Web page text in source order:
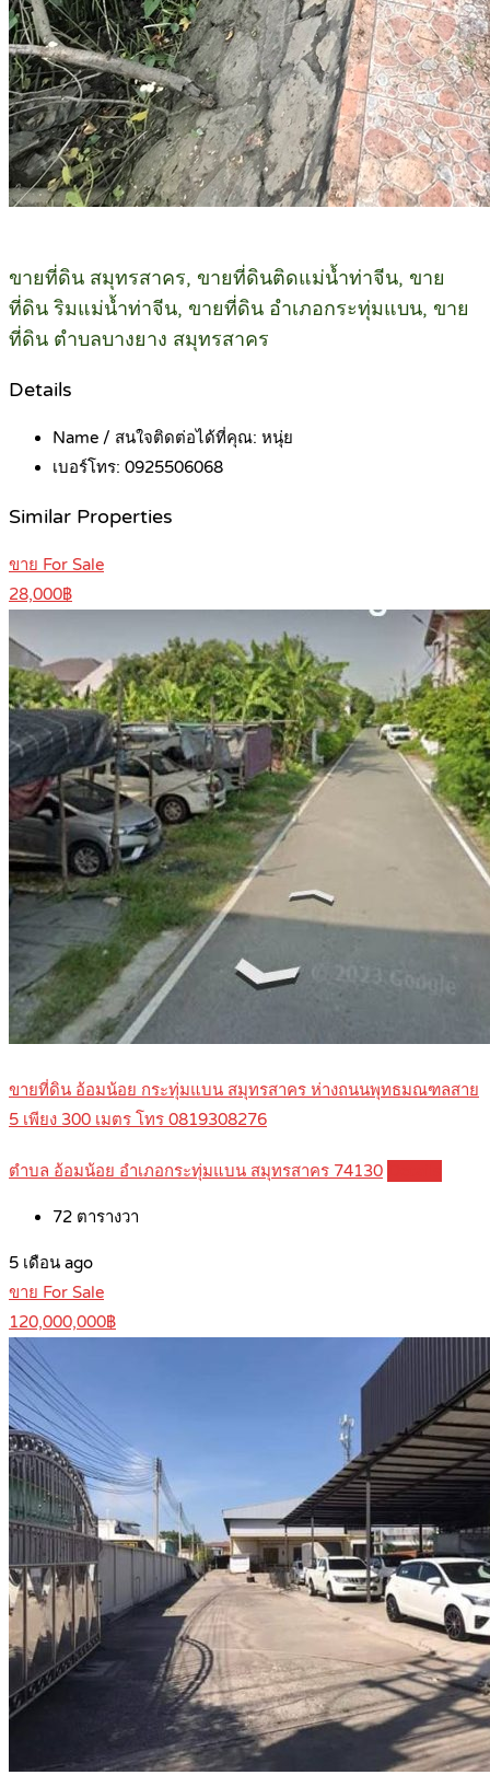
ขายที่ดิน สมุทรสาคร, ขายที่ดินติดแม่น้ำท่าจีน, ขาย
ที่ดิน ริมแม่น้ำท่าจีน, ขายที่ดิน อำเภอกระทุ่มแบน, ขาย
ที่ดิน ตำบลบางยาง สมุทรสาคร
Details
Name / สนใจติดต่อได้ที่คุณ: หนุ่ย
เบอร์โทร: 0925506068
Similar Properties
ขาย For Sale
28,000฿
ขายที่ดิน อ้อมน้อย กระทุ่มแบน สมุทรสาคร ห่างถนนพุทธมณฑลสาย
5 เพียง 300 เมตร โทร 0819308276
ตำบล อ้อมน้อย อำเภอกระทุ่มแบน สมุทรสาคร 74130
72 ตารางวา
5 เดือน ago
ขาย For Sale
120,000,000฿